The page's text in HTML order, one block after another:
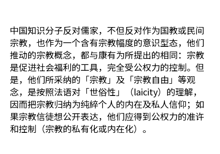
中国知识分子反对儒家，不但反对作为国教或民间
宗教，也作为一个含有宗教幅度的意识型态，他们
推动的宗教概念，都与康有为所提出的相同：宗教
是促进社会福利的工具，完全受公权力的控制。但
是，他们所采纳的「宗教」及「宗教自由」等观
念，是按照法语对「世俗性」（laicity）的理解，
因而把宗教归纳为纯綷个人的内在及私人信仰；如
果宗教信徒想公开表达，他们应得到公权力的准许
和控制（宗教的私有化或内在化）。